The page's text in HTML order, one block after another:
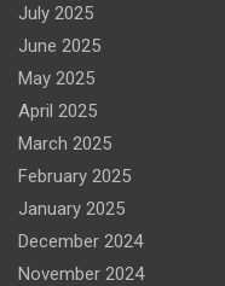
July 2025
June 2025
May 2025
April 2025
March 2025
February 2025
January 2025
December 2024
November 2024